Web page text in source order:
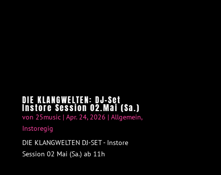
DIE KLANGWELTEN: DJ-Set
Instore Session 02.Mai (Sa.)
von 25music| Apr. 24, 2026 | Allgemein,
Instoregig
DIE KLANGWELTEN DJ-SET - Instore
Session 02 Mai (Sa.) ab 11h